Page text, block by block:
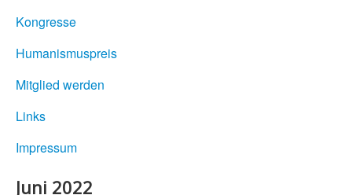
Kongresse
Humanismuspreis
Mitglied werden
Links
Impressum
Juni 2022